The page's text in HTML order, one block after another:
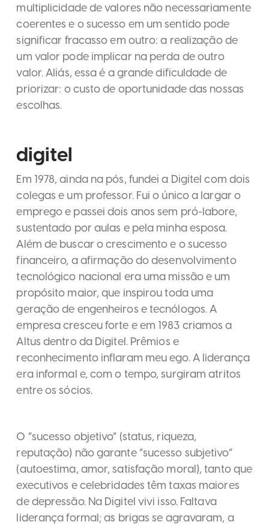
multiplicidade de valores não necessariamente
coerentes e o sucesso em um sentido pode
significar fracasso em outro: a realização de
um valor pode implicar na perda de outro
valor. Aliás, essa é a grande dificuldade de
priorizar: o custo de oportunidade das nossas
escolhas.
digitel
Em 1978, ainda na pós, fundei a Digitel com dois
colegas e um professor. Fui o único a largar o
emprego e passei dois anos sem pró-labore,
sustentado por aulas e pela minha esposa.
Além de buscar o crescimento e o sucesso
financeiro, a afirmação do desenvolvimento
tecnológico nacional era uma missão e um
propósito maior, que inspirou toda uma
geração de engenheiros e tecnólogos. A
empresa cresceu forte e em 1983 criamos a
Altus dentro da Digitel. Prêmios e
reconhecimento inflaram meu ego. A liderança
era informal e, com o tempo, surgiram atritos
entre os sócios.
O “sucesso objetivo” (status, riqueza,
reputação) não garante “sucesso subjetivo”
(autoestima, amor, satisfação moral), tanto que
executivos e celebridades têm taxas maiores
de depressão. Na Digitel vivi isso. Faltava
liderança formal; as brigas se agravaram, a